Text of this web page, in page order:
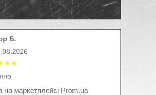
Б.
на маркетплейсі Prom.ua